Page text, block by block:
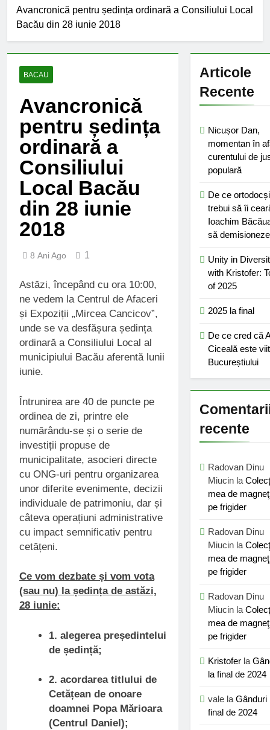
început de an școlar:
fără fondul clasei, fără
fondul școlii
2 Ani Ago
din Bacău
publice din municipiul
Bacău
2 Ani Ago
Un pas înainte pentru
accesibilizarea
trotuarelor din Bacău
2 Ani Ago
Avancronică pentru ședința ordinară a Consiliului Local
Bacău din 28 iunie 2018
BACAU
Avancronică
pentru ședința
ordinară a
Consiliului
Local Bacău
din 28 iunie
2018
8 Ani Ago 1
Astăzi, începând cu ora 10:00,
ne vedem la Centrul de Afaceri
și Expoziții „Mircea Cancicov”,
unde se va desfășura ședința
ordinară a Consiliului Local al
municipiului Bacău aferentă lunii
iunie.
Întrunirea are 40 de puncte pe
ordinea de zi, printre ele
numărându-se și o serie de
investiții propuse de
municipalitate, asocieri directe
cu ONG-uri pentru organizarea
unor diferite evenimente, decizii
individuale de patrimoniu, dar și
câteva operațiuni administrative
cu impact semnificativ pentru
cetățeni.
Ce vom dezbate și vom vota
(sau nu) la ședința de astăzi,
28 iunie:
1. alegerea președintelui
de ședință;
2. acordarea titlului de
Cetățean de onoare
doamnei Popa Mărioara
(Centrul Daniel);
Articole
Recente
Nicușor Dan,
momentan în
curentului de
populară
De ce
trebui să îi
Ioachim
să demisioneze
Unity in
with Kristofer:
of 2025
2025 la final
De ce cred că
Ciceală este
Bucureștiului
recente
Radovan Dinu
Miucin la
mea de
pe frigider
Radovan Dinu
Miucin la
mea de
pe frigider
Radovan Dinu
Miucin la
mea de
pe frigider
Kristofer la
la final de 2024
vale laGânduri
final de 2024